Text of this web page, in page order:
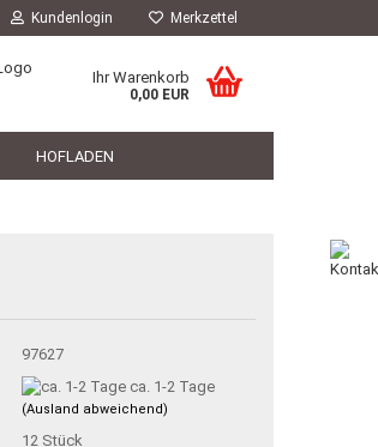
Kundenlogin Merkzettel
Ihr Warenkorb
0,00 EUR
HOFLADEN
97627
ca. 1-2 Tage
(Ausland abweichend)
12 Stück